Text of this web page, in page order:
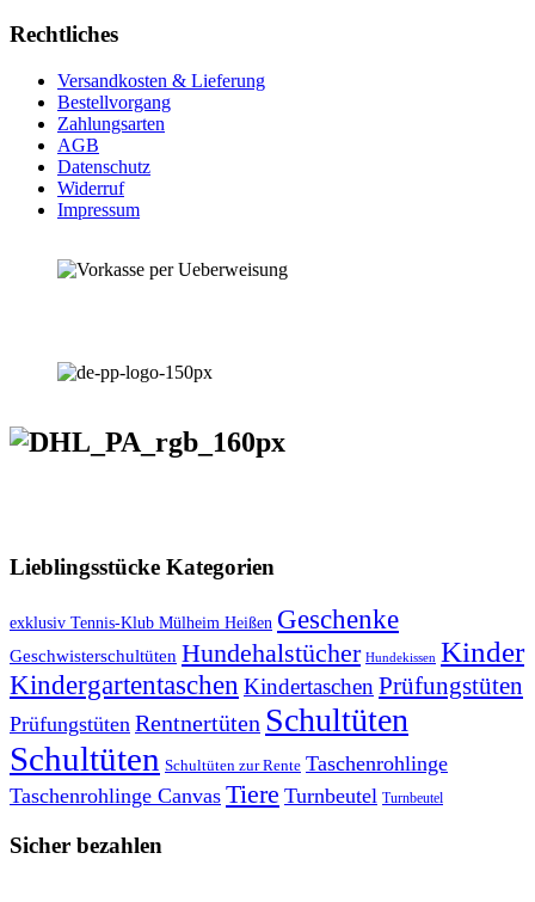
Rechtliches
Versandkosten & Lieferung
Bestellvorgang
Zahlungsarten
AGB
Datenschutz
Widerruf
Impressum
Lieblingsstücke Kategorien
exklusiv Tennis-Klub Mülheim Heißen Geschenke
Geschwisterschultüten Hundehalstücher Hundekissen Kinder
Kindergartentaschen Kindertaschen Prüfungstüten
Prüfungstüten Rentnertüten Schultüten
Schultüten Schultüten zur Rente Taschenrohlinge
Taschenrohlinge Canvas Tiere Turnbeutel Turnbeutel
Sicher bezahlen